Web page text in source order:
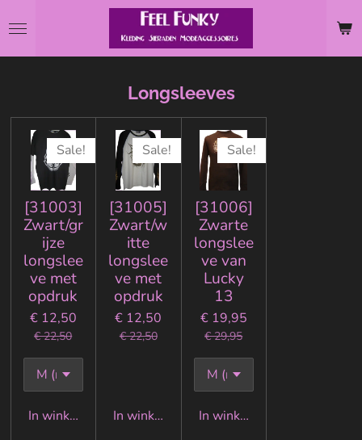
direct
naar
Longsleeves
Sale!
[31003]
Zwart/gr
ijze
longslee
ve met
opdruk
€ 12,50
€ 22,50
In winkelwagen
Sale!
[31005]
Zwart/w
itte
longslee
ve met
opdruk
€ 12,50
€ 22,50
In winkelwagen
Sale!
[31006]
Zwarte
longslee
ve van
Lucky
13
€ 19,95
€ 29,95
In winkelwagen